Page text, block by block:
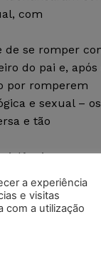
com
de se romper
do pai e, após
por romperem
e sexual – os
e tão
de que
espaços
o dia 25 de cada
para o fim da
a experiência
e visitas
com a utilização